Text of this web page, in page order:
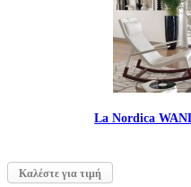
La Nordica
Καλέστε για τιμή